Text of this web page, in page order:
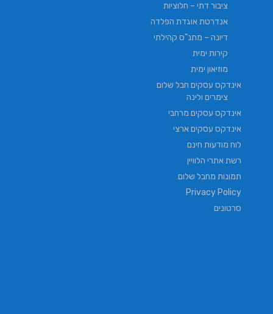
ציבור דתי – חלוציות
אנדרטת אוגדת הפלדה
דיונה – מתנ"ס קהילתי
קירות ימית
מוזיאון ימית
אינדקס עסקים חבל שלום
צימרים ולינה
אינדקס עסקים מרחבי
אינדקס עסקים ארצי
לוח מודעות חינם
רשת אתרי הלוויין
תמונות מחבל שלום
Privacy Policy
סרטונים